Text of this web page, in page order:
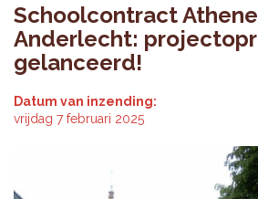
Schoolcontract
Anderlecht:
gelanceerd!
Datum van inzending:
vrijdag 7 februari 2025